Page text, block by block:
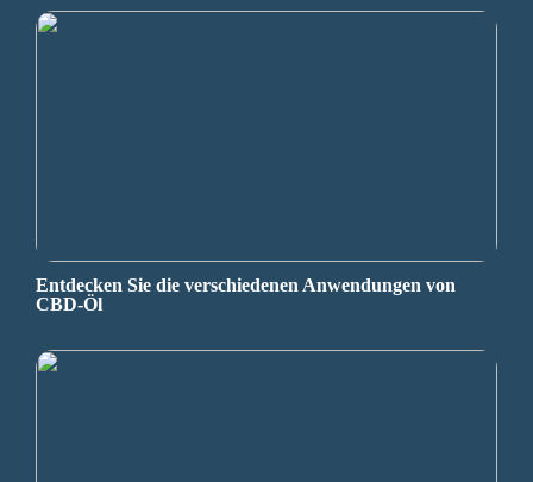
Entdecken Sie die verschiedenen Anwendungen von
CBD-Öl